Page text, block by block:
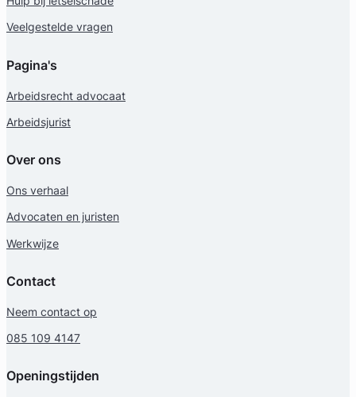
Veelgestelde vragen
Pagina's
Arbeidsrecht advocaat
Arbeidsjurist
Over ons
Ons verhaal
Advocaten en juristen
Werkwijze
Contact
Neem contact op
085 109 4147
Openingstijden